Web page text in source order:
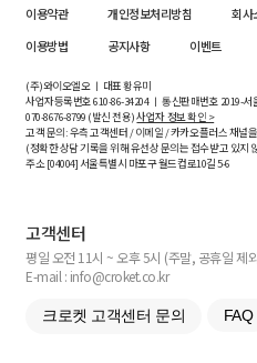
이용약관 개인정보처리방침 회사
이용방법
공지사항 이벤트
(주)와이오엘오 ㅣ 대표 황유미
사업자등록번호610-86-34204ㅣ 통신판매번호 2019-서
070-8676-8799 (발신 전용)사업자 정보 확인 >
고객 문의: 우측 고객센터 / 이메일 / 카카오플러스 채널
(정확한 상담 기록을 위해 유선상 문의는 접수받고 있지
주소 [04004] 서울특별시 마포구 월드컵로10길5-6
고객센터
평일 오전 11시 ~ 오후 5시 (주말, 공휴일 제
E-mail : info@croket.co.kr
크로켓 고객센터 문의 FAQ